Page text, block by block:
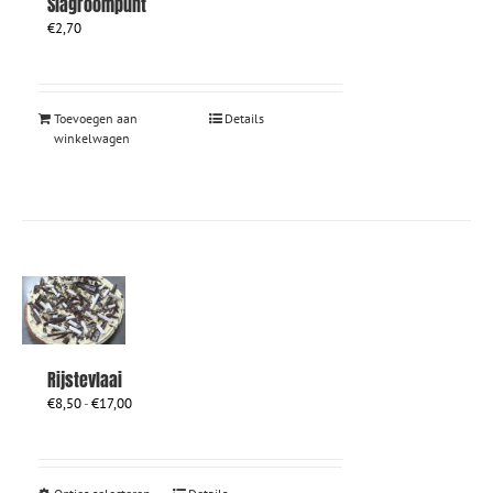
€2,70
Toevoegen aan
winkelwagen
Details
Rijstevlaai
€8,50- €17,00Prijsklasse: